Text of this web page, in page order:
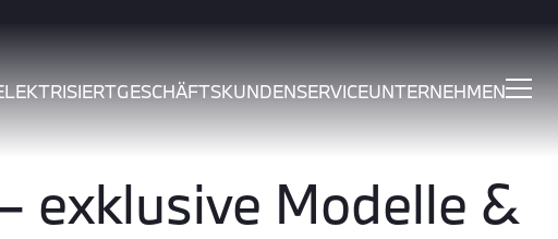
GESCHÄFTSKUNDENSERVICEUNTERNEHMEN
exklusive Modelle &